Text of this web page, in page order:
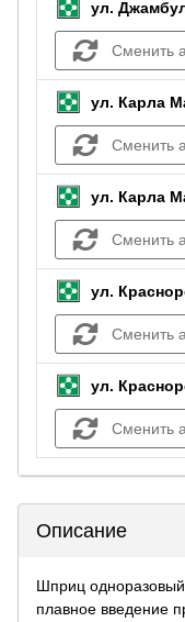
ул.
Сменить
ул. Карла
Сменить
ул. Карла
Сменить
ул.
Сменить
ул.
Сменить
Описание
Шприц
плавное введение